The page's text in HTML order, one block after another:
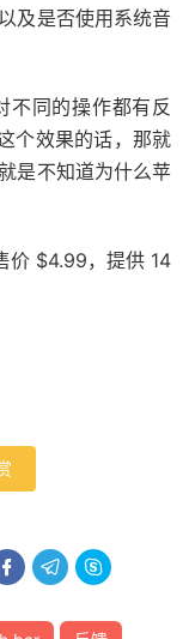
及是否使用系统音
不同的操作都有反
个效果的话，那就
是不知道为什么苹
价 $4.99，提供 14
  